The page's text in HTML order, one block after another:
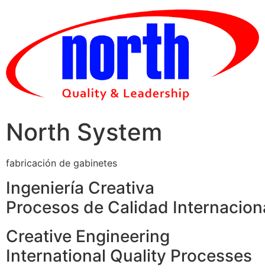
North System
fabricación de gabinetes
Ingeniería Creativa
Procesos de Calidad
Creative Engineering
International Quality Processes